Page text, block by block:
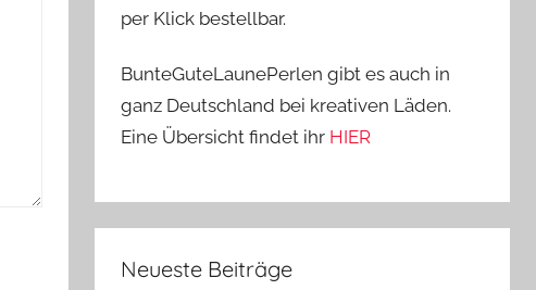
per Klick bestellbar.
BunteGuteLaunePerlen gibt es auch in
ganz Deutschland bei kreativen Läden.
Eine Übersicht findet ihr HIER
Neueste Beiträge